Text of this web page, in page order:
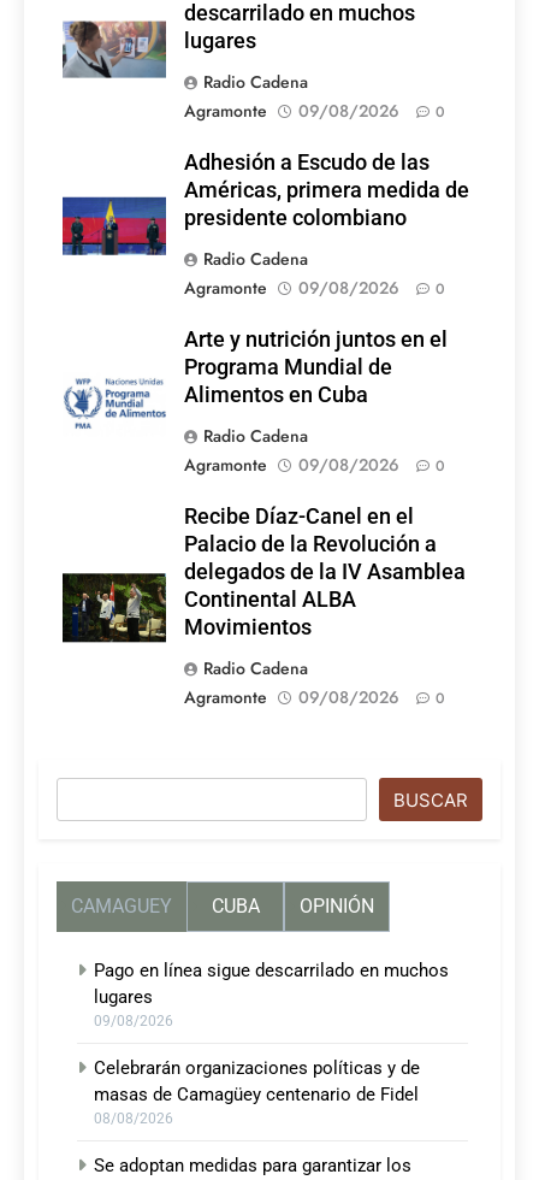
descarrilado en muchos
lugares
Radio Cadena
Agramonte
09/08/2026 0
Adhesión a Escudo de las
Américas, primera medida de
presidente colombiano
Radio Cadena
Agramonte
09/08/2026 0
Arte y nutrición juntos en el
Programa Mundial de
Alimentos en Cuba
Radio Cadena
Agramonte
09/08/2026 0
Recibe Díaz-Canel en el
Palacio de la Revolución a
delegados de la IV Asamblea
Continental ALBA
Movimientos
Radio Cadena
Agramonte
09/08/2026 0
BUSCAR
CAMAGUEY CUBA OPINIÓN
Pago en línea sigue descarrilado en muchos
lugares
09/08/2026
Celebrarán organizaciones políticas y de
masas de Camagüey centenario de Fidel
08/08/2026
Se adoptan medidas para garantizar los